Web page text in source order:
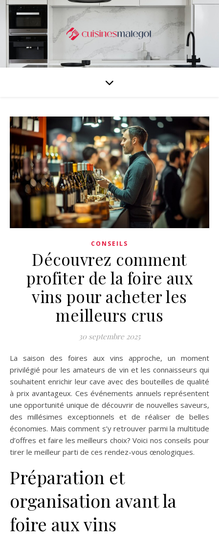
CONSEILS
Découvrez comment
profiter de la foire aux
vins pour acheter les
meilleurs crus
30 septembre 2025
La saison des foires aux vins approche, un moment
privilégié pour les amateurs de vin et les connaisseurs qui
souhaitent enrichir leur cave avec des bouteilles de qualité
à prix avantageux. Ces événements annuels représentent
une opportunité unique de découvrir de nouvelles saveurs,
des millésimes exceptionnels et de réaliser de belles
économies. Mais comment s’y retrouver parmi la multitude
d’offres et faire les meilleurs choix? Voici nos conseils pour
tirer le meilleur parti de ces rendez-vous œnologiques.
Préparation et
organisation avant la
foire aux vins